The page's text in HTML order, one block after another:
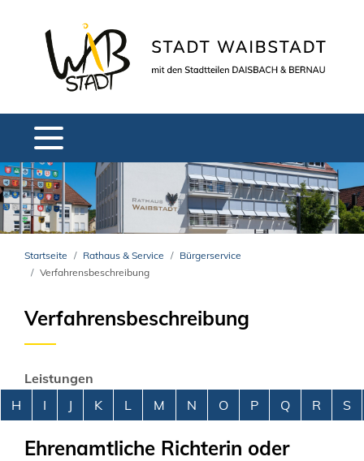
Startseite Rathaus & Service
Bürgerservice
Verfahrensbeschreibung
Verfahrensbeschreibung
Leistungen
Alphabetisches Register überspringen
H I J K L M N O P Q R S
Ehrenamtliche Richterin oder